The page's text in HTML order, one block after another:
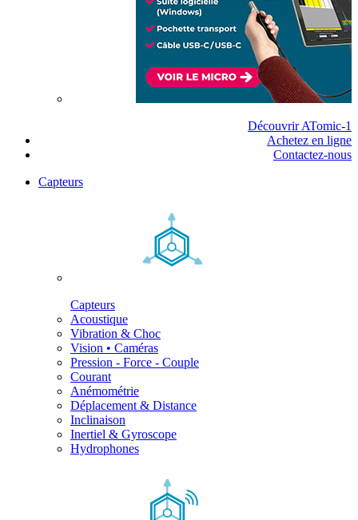
Découvrir ATomic-1
Achetez en ligne
Contactez-nous
Capteurs
Capteurs
Acoustique
Vibration & Choc
Vision • Caméras
Pression - Force - Couple
Courant
Anémométrie
Déplacement & Distance
Inclinaison
Inertiel & Gyroscope
Hydrophones